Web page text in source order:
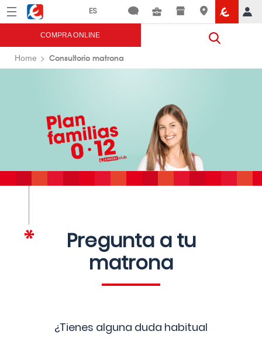
Menú Eroski
COMPRA ONLINE
Home Consultorio matrona
Pregunta a tu
matrona
¿Tienes alguna duda habitual